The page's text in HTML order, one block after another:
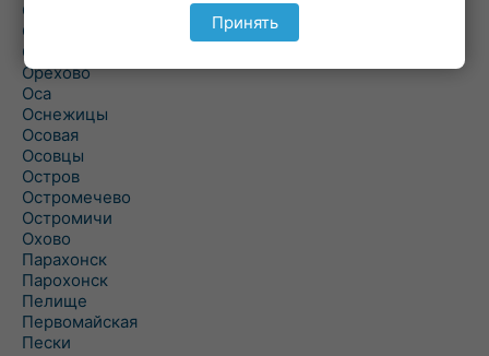
Ольшаны
Омельная
Ополь
Орехово
Оса
Оснежицы
Осовая
Осовцы
Остров
Остромечево
Остромичи
Охово
Парахонск
Парохонск
Пелище
Первомайская
Пески
Принять